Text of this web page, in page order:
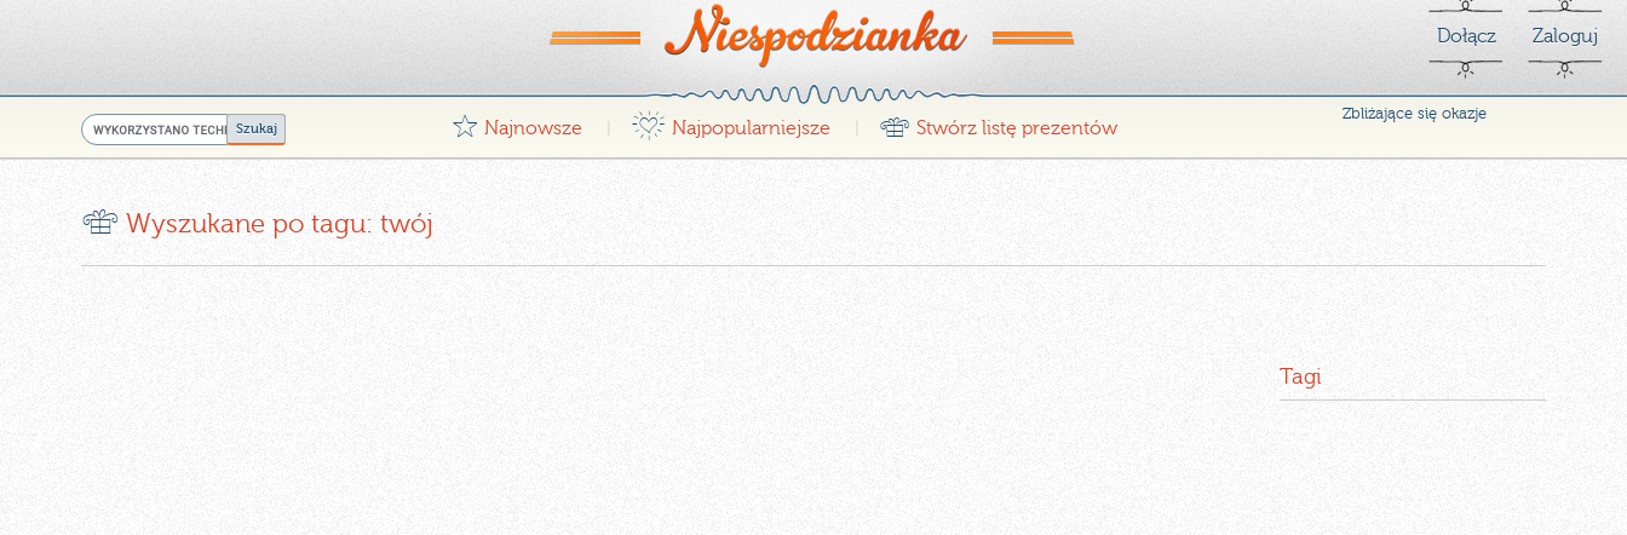
Dołącz Zaloguj
G Najnowsze ¤ Najpopularniejsze r Stwórz listę prezentów
Zbliżające się okazje
r Wyszukane po tagu: twój
Tagi